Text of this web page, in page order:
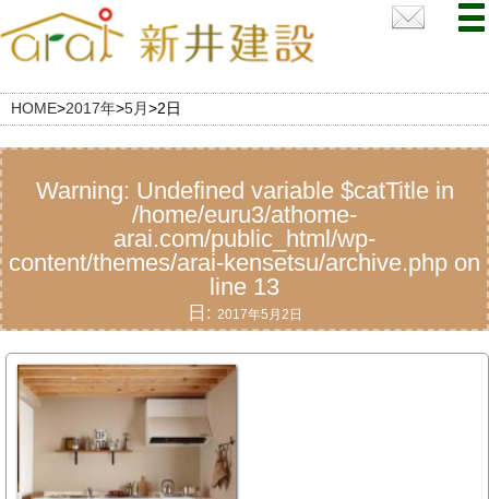
HOME>2017年>5月>2日
Warning: Undefined variable $catTitle in
/home/euru3/athome-
arai.com/public_html/wp-
content/themes/arai-kensetsu/archive.php on
line 13
日: 2017年5月2日